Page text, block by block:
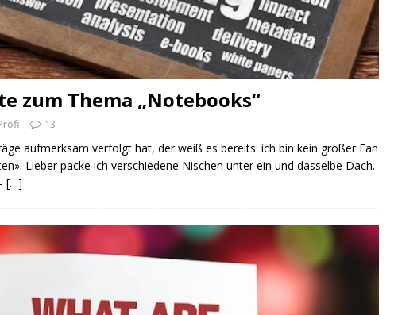
zum Thema „Notebooks“
13
aufmerksam verfolgt hat, der weiß es bereits: ich bin kein großer Fan
Lieber packe ich verschiedene Nischen unter ein und dasselbe Dach.
[…]